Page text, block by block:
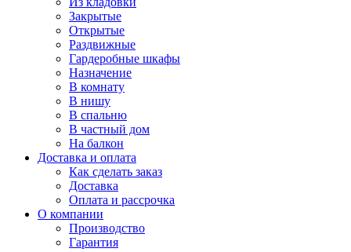
Закрытые
Открытые
Раздвижные
Гардеробные шкафы
Назначение
В комнату
В нишу
В спальню
В частный дом
На балкон
Доставка и оплата
Как сделать заказ
Доставка
Оплата и рассрочка
О компании
Производство
Гарантия